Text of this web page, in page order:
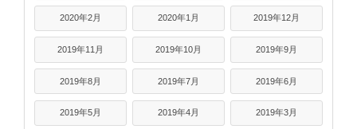
2020年2月 2020年1月 2019年12月
2019年11月 2019年10月 2019年9月
2019年8月 2019年7月 2019年6月
2019年5月 2019年4月 2019年3月